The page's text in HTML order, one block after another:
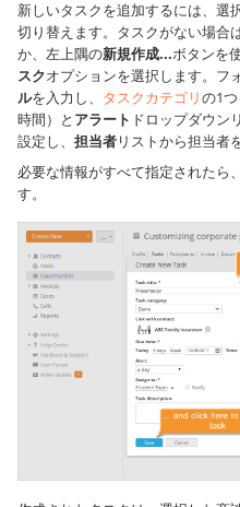
新しいタスクを追加するには、選
切り替えます。タスクがない場合
か、左上隅の新規作成...ボタンを
スクオプションを選択します。フ
ルを入力し、 タスクカテゴリの1
時間）と アラート ドロップダウン
設定し、 担当者リストから担当者
必要な情報がすべて指定されたら
す。